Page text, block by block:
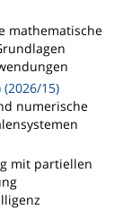
mathematische
15)
numerische
mit partiellen